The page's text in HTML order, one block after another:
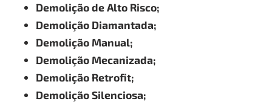
Demolição de Alto Risco;
Demolição Diamantada;
Demolição Manual;
Demolição Mecanizada;
Demolição Retrofit;
Demolição Silenciosa;